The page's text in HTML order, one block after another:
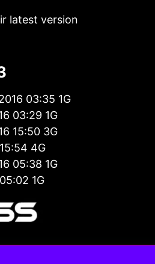
latest version
03:35 1G
03:29 1G
15:50 3G
4G
05:38 1G
1G